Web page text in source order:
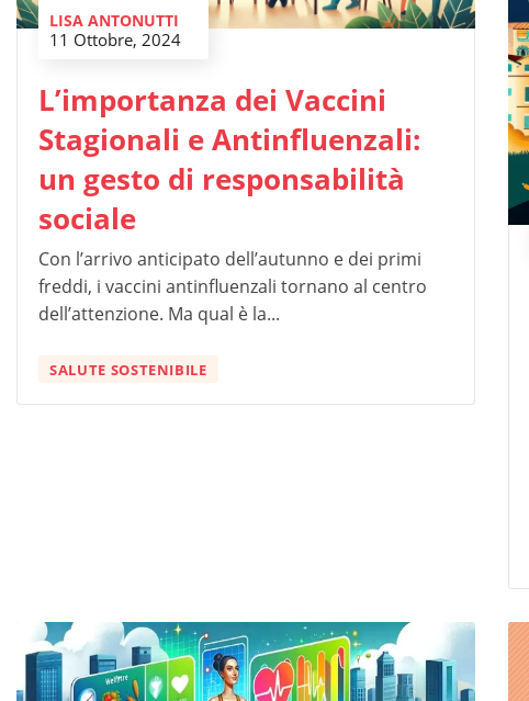
LISA ANTONUTTI
11 Ottobre, 2024
L’importanza dei Vaccini
Stagionali e Antinfluenzali:
un gesto di responsabilità
sociale
Con l’arrivo anticipato dell’autunno e dei primi
freddi, i vaccini antinfluenzali tornano al centro
dell’attenzione. Ma qual è la...
SALUTE SOSTENIBILE